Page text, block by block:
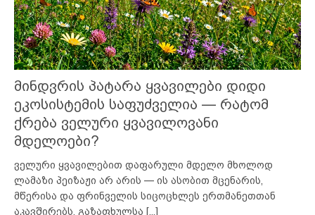
მინდვრის პატარა ყვავილები დიდი
ეკოსისტემის საფუძველია — რატომ
ქრება ველური ყვავილოვანი
მდელოები?
ველური ყვავილებით დაფარული მდელო მხოლოდ
ლამაზი პეიზაჟი არ არის — ის ასობით მცენარის,
მწერისა და ფრინველის სიცოცხლეს ერთმანეთთან
აკავშირებს. გაზაფხულსა [...]